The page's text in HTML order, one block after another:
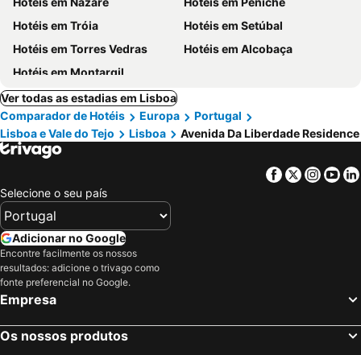
Hotéis em Tróia
Hotéis em Setúbal
Hotéis em Torres Vedras
Hotéis em Alcobaça
Hotéis em Montargil
Ver todas as estadias em Lisboa
Comparador de Hotéis
Europa
Portugal
Lisboa e Vale do Tejo
Lisboa Avenida Da Liberdade Residence
Facebook
Twitter
Selecione o seu país
Adicionar no Google
Encontre facilmente os nossos
resultados: adicione o trivago como
fonte preferencial no Google.
Empresa
Os nossos produtos